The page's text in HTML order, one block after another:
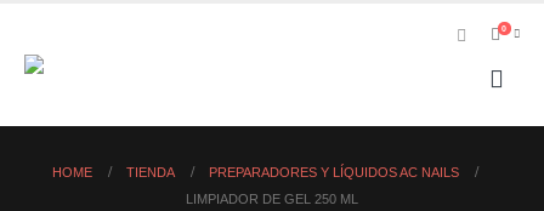
0
HOME TIENDA
PREPARADORES Y LÍQUIDOS AC NAILS
LIMPIADOR DE GEL 250 ML